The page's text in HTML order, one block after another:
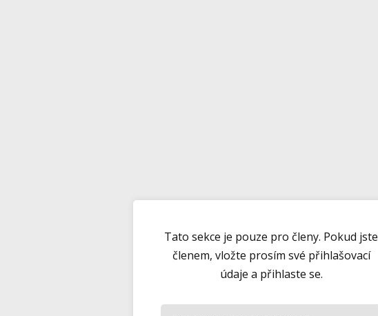
Tato sekce je pouze pro členy. Pokud jste
členem, vložte prosím své přihlašovací
údaje a přihlaste se.